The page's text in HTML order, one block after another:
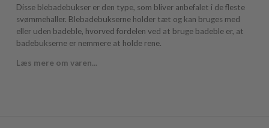
Disse blebadebukser er den type, som bliver anbefalet i de fleste
svømmehaller. Blebadebukserne holder tæt og kan bruges med
eller uden badeble, hvorved fordelen ved at bruge badeble er, at
badebukserne er nemmere at holde rene.
Læs mere om varen...